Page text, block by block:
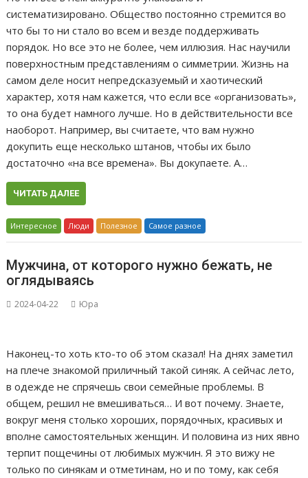
систематизировано. Общество постоянно стремится во
что бы то ни стало во всем и везде поддерживать
порядок. Но все это не более, чем иллюзия. Нас научили
поверхностным представлениям о симметрии. Жизнь на
самом деле носит непредсказуемый и хаотический
характер, хотя нам кажется, что если все «организовать»,
то она будет намного лучше. Но в действительности все
наоборот. Например, вы считаете, что вам нужно
докупить еще несколько штанов, чтобы их было
достаточно «на все времена». Вы докупаете. А…
ЧИТАТЬ ДАЛЕЕ
Интересное Люди Полезное Самое разное
Мужчина, от которого нужно бежать, не
оглядываясь
2024-04-22 Юра
Наконец-то хоть кто-то об этом сказал! На днях заметил
на плече знакомой приличный такой синяк. А сейчас лето,
в одежде не спрячешь свои семейные проблемы. В
общем, решил не вмешиваться… И вот почему. Знаете,
вокруг меня столько хороших, порядочных, красивых и
вполне самостоятельных женщин. И половина из них явно
терпит пощечины от любимых мужчин. Я это вижу не
только по синякам и отметинам, но и по тому, как себя